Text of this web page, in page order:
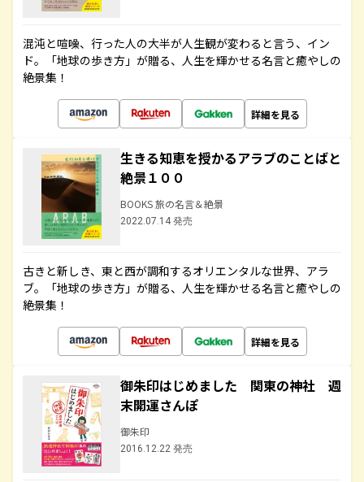
混沌と喧噪、行った人の大半が人生観が変わると言う、イン
ド。「地球の歩き方」が贈る、人生を輝かせる名言と癒やしの
絶景集！
詳細を見る
生きる知恵を授かるアラブのことばと
絶景１００
BOOKS 旅の名言＆絶景
2022.07.14 発売
古きと新しき、東と西が調和するオリエンタルな世界、アラ
ブ。「地球の歩き方」が贈る、人生を輝かせる名言と癒やしの
絶景集！
詳細を見る
御朱印はじめました 関東の神社 週
末開運さんぽ
御朱印
2016.12.22 発売